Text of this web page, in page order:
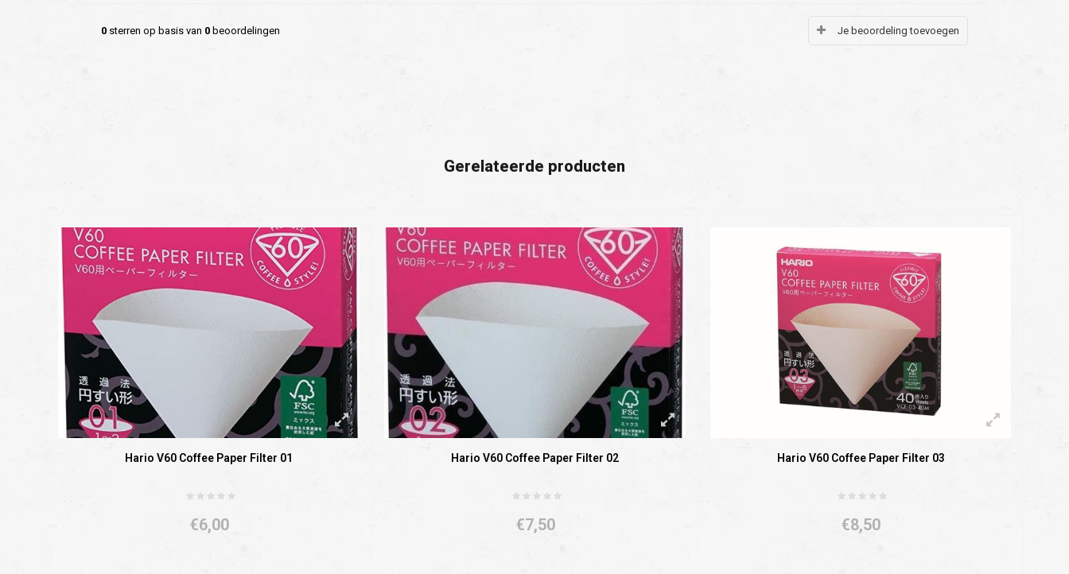
0 sterren op basis van 0 beoordelingen Je beoordeling toevoegen
Gerelateerde producten
Hario V60 Coffee Paper Filter 01
€6,00
Hario V60 Coffee Paper Filter 02
€7,50
Hario V60 Coffee Paper Filter 03
€8,50